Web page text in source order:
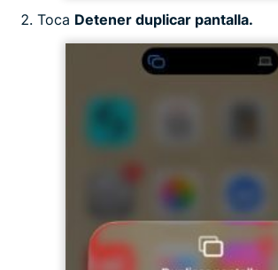
Toca Detener duplicar pantalla.